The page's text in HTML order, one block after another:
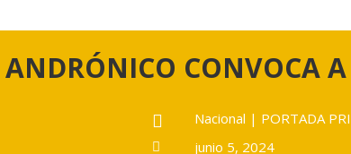
ANDRÓNICO CONVOCA
 Nacional | PORTADA
 junio 5, 2024